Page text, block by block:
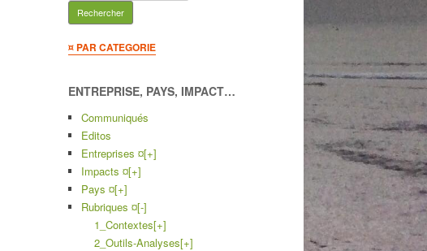
¤ PAR CATEGORIE
ENTREPRISE, PAYS, IMPACT…
Communiqués
Editos
Entreprises ¤[+]
Impacts ¤[+]
Pays ¤[+]
Rubriques ¤[-]
1_Contextes[+]
2_Outils-Analyses[+]